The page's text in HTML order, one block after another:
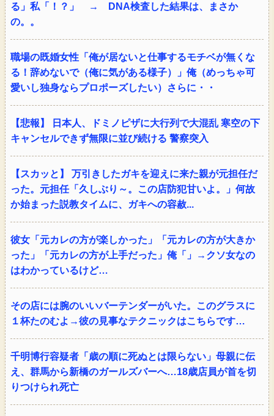
る」私「！？」 → DNA検査した結果は、まさか
の。。
職場の既婚女性「俺が居ないと仕事するモチベが無くな
る！辞めないで（俺に気がある様子）」俺（めっちゃ可
愛いし独身ならプロポーズしたい）さらに・・
【悲報】 日本人、ドミノピザに大行列で大混乱 寒空の下
キャンセルできず無限に並び続ける 警察突入
【スカッと】 万引きしたガキを迎えに来た親が元担任だ
った。元担任「久しぶり～。この店防犯甘いよ。」何故
か始まった説教タイムに、ガキへの容赦...
彼女「元カレの方が楽しかった」「元カレの方が大きか
った」「元カレの方が上手だった」俺「」→クソ女なの
はわかっているけど…
その店には腕のいいバーテンダーがいた。このグラスに
１杯たのむよ→彼の見事なテクニックはこちらです…
千明博行容疑者「歳の順に死ぬとは限らない」母親に伝
え、群馬から新橋のガールズバーへ…18歳店員が首を切
りつけられ死亡